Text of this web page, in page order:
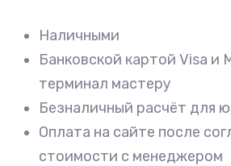
Наличными
Банковской картой Visa и
терминал мастеру
Безналичный расчёт для
Оплата на сайте после
стоимости с менеджером